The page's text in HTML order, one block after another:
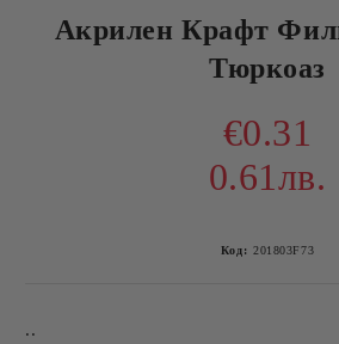
Акрилен Крафт
Тюркоаз
€0.31
0.61лв.
Код: 201803F73
..